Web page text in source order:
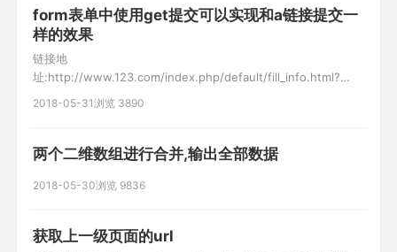
form表单中使用get提交可以实现和a链接提交一
样的效果
链接地
址:http://www.123.com/index.php/default/fill_info.html?
et=1&cr=1&id=1975
2018-05-31浏览 3890
两个二维数组进行合并,输出全部数据
2018-05-30浏览 9836
获取上一级页面的url